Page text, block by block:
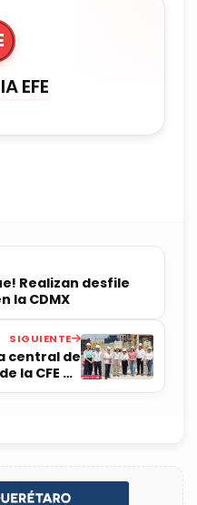
EFE
Realizan desfile
la CDMX
SIGUIENTE
central de
la CFE en
Colima